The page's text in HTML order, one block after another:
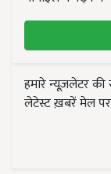
हमारे न्यूज़लेटर
लेटेस्ट ख़बरें मेल